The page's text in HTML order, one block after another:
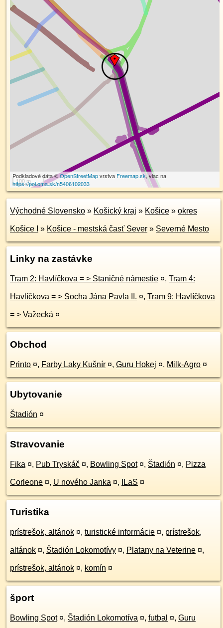
100 m
Podkladové dáta ©OpenStreetMapvrstva Freemap.sk, viac na
https://poi.oma.sk/n5406102033
Východné Slovensko » Košický kraj » Košice » okres
Košice I » Košice - mestská časť Sever » Severné Mesto
Linky na zastávke
Tram 2: Havlíčkova = > Staničné námestie ¤, Tram 4:
Havlíčkova = > Socha Jána Pavla II. ¤, Tram 9: Havlíčkova
= > Važecká ¤
Obchod
Printo ¤, Farby Laky Kušnír ¤, Guru Hokej ¤, Milk-Agro ¤
Ubytovanie
Štadión ¤
Stravovanie
Fika ¤, Pub Tryskáč ¤, Bowling Spot ¤, Štadión ¤, Pizza
Corleone ¤, U nového Janka ¤, ILaS ¤
Turistika
prístrešok, altánok ¤, turistické informácie ¤, prístrešok,
altánok ¤, Štadión Lokomotívy ¤, Platany na Veterine ¤,
prístrešok, altánok ¤, komín ¤
šport
Bowling Spot ¤, Štadión Lokomotíva ¤, futbal ¤, Guru